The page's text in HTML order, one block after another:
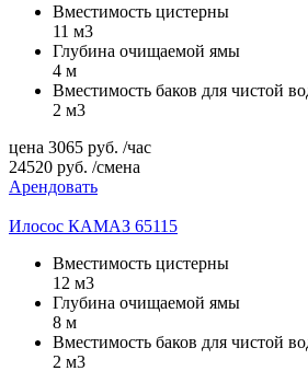
Вместимость цистерны
11 м3
Глубина очищаемой ямы
4 м
Вместимость баков для чистой
2 м3
цена 3065 руб. /час
24520 руб. /смена
Арендовать
Илосос КАМАЗ 65115
Вместимость цистерны
12 м3
Глубина очищаемой ямы
8 м
Вместимость баков для чистой
2 м3